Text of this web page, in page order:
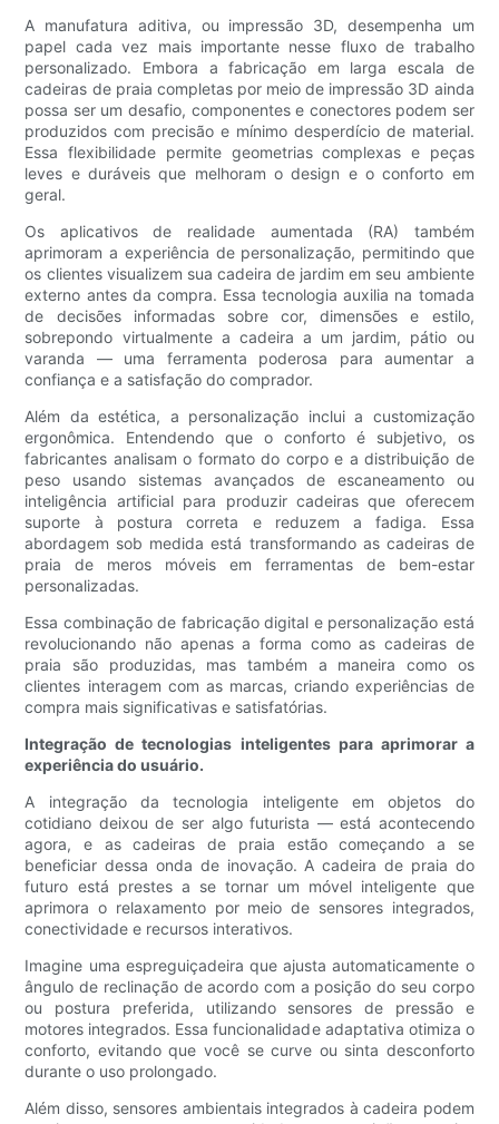
A manufatura aditiva, ou impressão 3D, desempenha um
papel cada vez mais importante nesse fluxo de trabalho
personalizado. Embora a fabricação em larga escala de
cadeiras de praia completas por meio de impressão 3D ainda
possa ser um desafio, componentes e conectores podem ser
produzidos com precisão e mínimo desperdício de material.
Essa flexibilidade permite geometrias complexas e peças
leves e duráveis ​​que melhoram o design e o conforto em
geral.
Os aplicativos de realidade aumentada (RA) também
aprimoram a experiência de personalização, permitindo que
os clientes visualizem sua cadeira de jardim em seu ambiente
externo antes da compra. Essa tecnologia auxilia na tomada
de decisões informadas sobre cor, dimensões e estilo,
sobrepondo virtualmente a cadeira a um jardim, pátio ou
varanda — uma ferramenta poderosa para aumentar a
confiança e a satisfação do comprador.
Além da estética, a personalização inclui a customização
ergonômica. Entendendo que o conforto é subjetivo, os
fabricantes analisam o formato do corpo e a distribuição de
peso usando sistemas avançados de escaneamento ou
inteligência artificial para produzir cadeiras que oferecem
suporte à postura correta e reduzem a fadiga. Essa
abordagem sob medida está transformando as cadeiras de
praia de meros móveis em ferramentas de bem-estar
personalizadas.
Essa combinação de fabricação digital e personalização está
revolucionando não apenas a forma como as cadeiras de
praia são produzidas, mas também a maneira como os
clientes interagem com as marcas, criando experiências de
compra mais significativas e satisfatórias.
Integração de tecnologias inteligentes para aprimorar a
experiência do usuário.
A integração da tecnologia inteligente em objetos do
cotidiano deixou de ser algo futurista — está acontecendo
agora, e as cadeiras de praia estão começando a se
beneficiar dessa onda de inovação. A cadeira de praia do
futuro está prestes a se tornar um móvel inteligente que
aprimora o relaxamento por meio de sensores integrados,
conectividade e recursos interativos.
Imagine uma espreguiçadeira que ajusta automaticamente o
ângulo de reclinação de acordo com a posição do seu corpo
ou postura preferida, utilizando sensores de pressão e
motores integrados. Essa funcionalidade adaptativa otimiza o
conforto, evitando que você se curve ou sinta desconforto
durante o uso prolongado.
Além disso, sensores ambientais integrados à cadeira podem